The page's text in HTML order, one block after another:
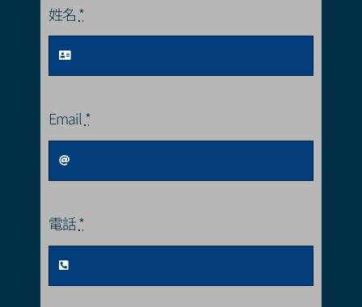
姓名*
Email*
電話*